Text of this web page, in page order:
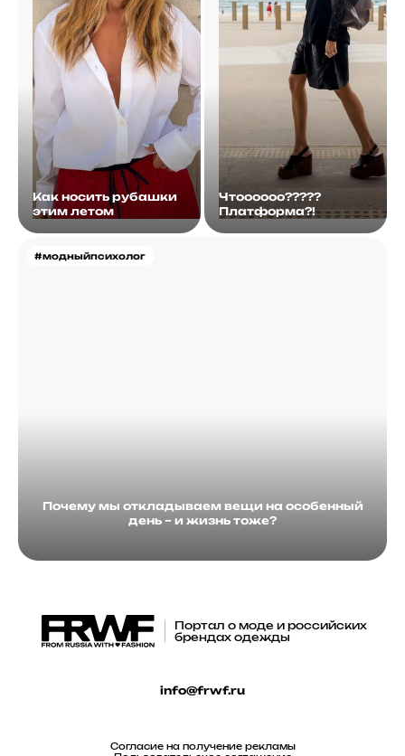
Как носить рубашки
этим летом
Чтоооооо?????
Платформа?!
#модныйпсихолог
Почему мы откладываем вещи на особенный
день – и жизнь тоже?
Портал о моде и российских
брендах одежды
info@frwf.ru
Согласие на получение рекламы